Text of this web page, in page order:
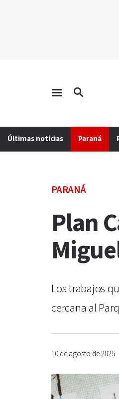
Últimas noticias Paraná
PARANÁ
Plan
Los trabajos
cercana al
10 de agosto de 2025